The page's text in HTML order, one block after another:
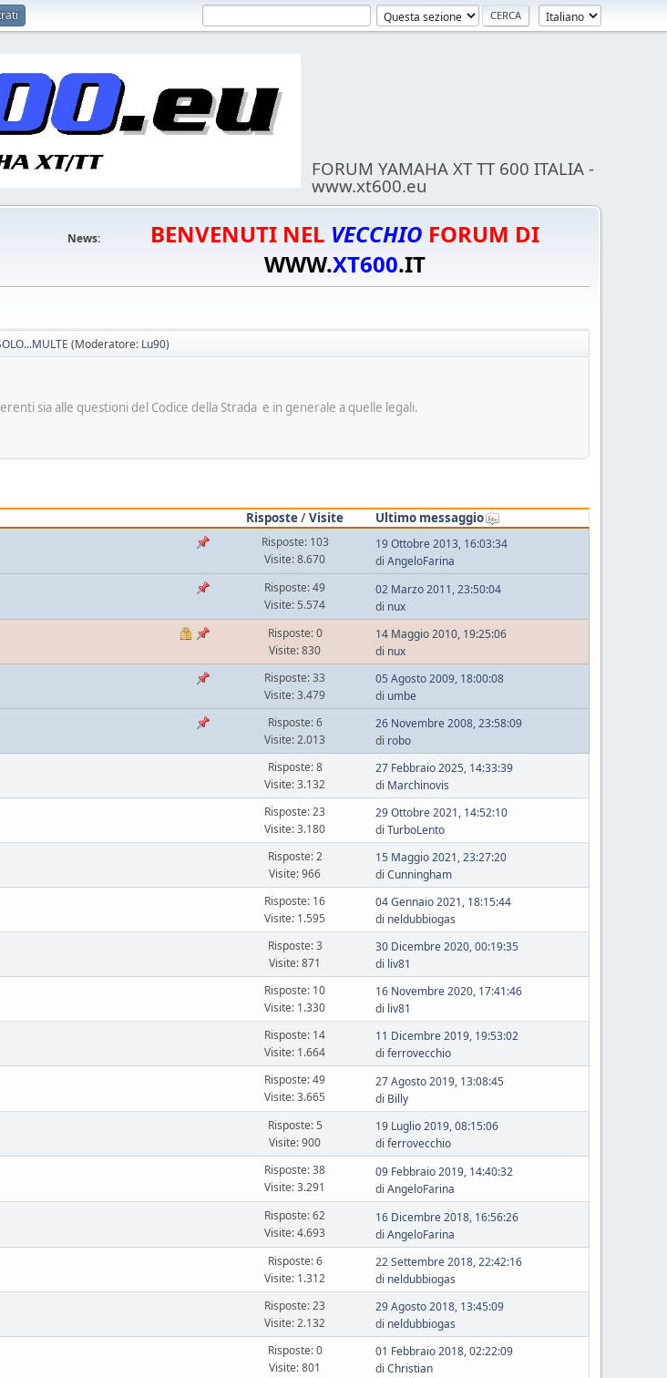
FORUM YAMAHA XT TT 600 ITALIA -
www.xt600.eu
News: BENVENUTI NEL VECCHIO FORUM DI
WWW.XT600.IT
(Moderatore: Lu90)
sia alle questioni del Codice della Strada e in generale a quelle legali.
Risposte/Visite
Ultimo messaggio
Risposte: 103
Visite: 8.670
19 Ottobre 2013, 16:03:34
di AngeloFarina
Risposte: 49
Visite: 5.574
02 Marzo 2011, 23:50:04
di nux
Risposte: 0
Visite: 830
14 Maggio 2010, 19:25:06
di nux
Risposte: 33
Visite: 3.479
05 Agosto 2009, 18:00:08
di umbe
Risposte: 6
Visite: 2.013
26 Novembre 2008, 23:58:09
di robo
Risposte: 8
Visite: 3.132
27 Febbraio 2025, 14:33:39
di Marchinovis
Risposte: 23
Visite: 3.180
29 Ottobre 2021, 14:52:10
di TurboLento
Risposte: 2
Visite: 966
15 Maggio 2021, 23:27:20
di Cunningham
Risposte: 16
Visite: 1.595
04 Gennaio 2021, 18:15:44
di neldubbiogas
Risposte: 3
Visite: 871
30 Dicembre 2020, 00:19:35
di liv81
Risposte: 10
Visite: 1.330
16 Novembre 2020, 17:41:46
di liv81
Risposte: 14
Visite: 1.664
11 Dicembre 2019, 19:53:02
di ferrovecchio
Risposte: 49
Visite: 3.665
27 Agosto 2019, 13:08:45
di Billy
Risposte: 5
Visite: 900
19 Luglio 2019, 08:15:06
di ferrovecchio
Risposte: 38
Visite: 3.291
09 Febbraio 2019, 14:40:32
di AngeloFarina
Risposte: 62
Visite: 4.693
16 Dicembre 2018, 16:56:26
di AngeloFarina
Risposte: 6
Visite: 1.312
22 Settembre 2018, 22:42:16
di neldubbiogas
Risposte: 23
Visite: 2.132
29 Agosto 2018, 13:45:09
di neldubbiogas
Risposte: 0
Visite: 801
01 Febbraio 2018, 02:22:09
di Christian